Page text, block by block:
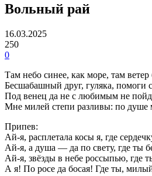
Вольный рай
16.03.2025
250
0
Там небо синее, как море, там
Бесшабашный друг, гуляка, помоги
Под венец да не с любимым не
Мне милей степи разливы: по душе
Припев:
Ай-я, расплетала косы я, где
Ай-я, а душа — да по свету, где ты
Ай-я, звёзды в небе россыпью, где
А я! По росе да босая! Где ты,